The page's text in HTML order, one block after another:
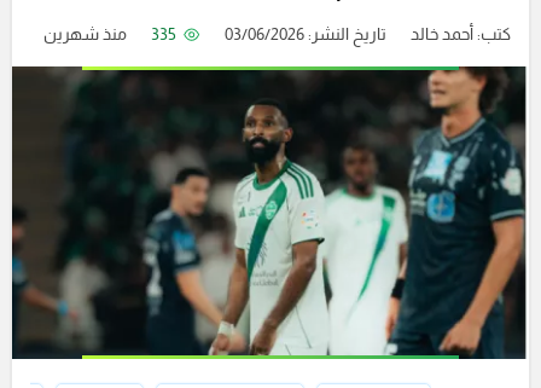
كتب:أحمد خالد تاريخ النشر: 03/06/2026 335 منذ شهرين